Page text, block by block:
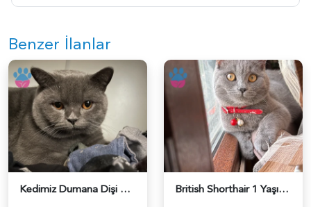
Benzer İlanlar
Kedimiz Dumana Dişi Eş arıyoruz - 118984658 British Shorthair 1 Yaşında Eş Arıyor - 118984662